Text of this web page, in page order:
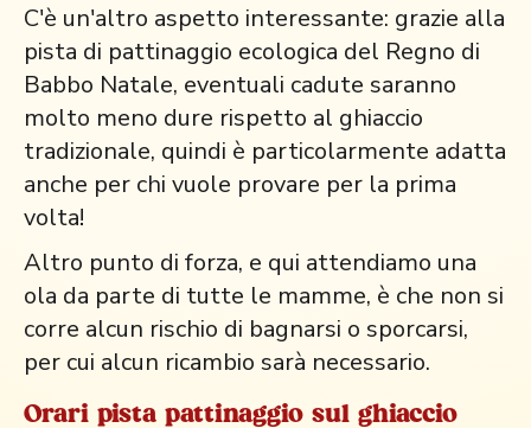
C'è un'altro aspetto interessante: grazie alla
pista di pattinaggio ecologica del Regno di
Babbo Natale, eventuali cadute saranno
molto meno dure rispetto al ghiaccio
tradizionale, quindi è particolarmente adatta
anche per chi vuole provare per la prima
volta!
Altro punto di forza, e qui attendiamo una
ola da parte di tutte le mamme, è che non si
corre alcun rischio di bagnarsi o sporcarsi,
per cui alcun ricambio sarà necessario.
Orari pista pattinaggio sul ghiaccio